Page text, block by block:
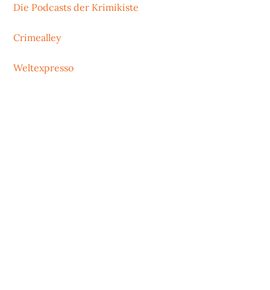
Die Podcasts der Krimikiste
Crimealley
Weltexpresso